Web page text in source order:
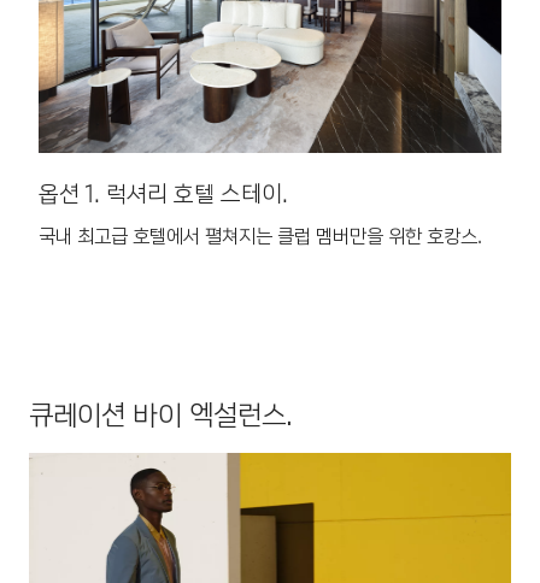
옵션 1. 럭셔리 호텔 스테이.
국내 최고급 호텔에서 펼쳐지는 클럽 멤버만을 위한 호캉스.
큐레이션 바이 엑설런스.